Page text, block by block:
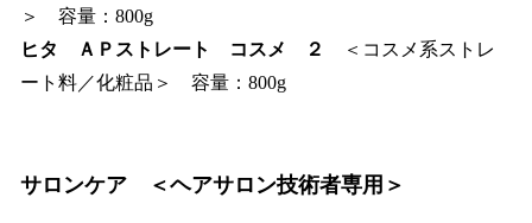
＞ 容量：800g
ヒタ ＡＰストレート コスメ ２
＜コスメ系ストレ
ート料／化粧品＞ 容量：800g
サロンケア ＜ヘアサロン技術者専用＞